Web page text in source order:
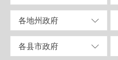
各地州政府
各县市政府